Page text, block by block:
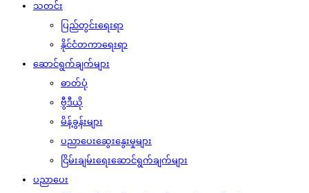
သတင်း
ပြည်တွင်းရေးရာ
နိုင်ငံတကာရေးရာ
ဆောင်ရွက်ချက်များ
ဓာတ်ပုံ
ဗွီဒီယို
မိန့်ခွန်းများ
ပညာပေးဆွေးနွေးမှုများ
ငြိမ်းချမ်းရေးဆောင်ရွက်ချက်များ
ပညာပေး